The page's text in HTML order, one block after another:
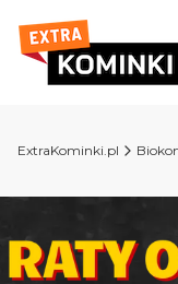
ExtraKominki.pl